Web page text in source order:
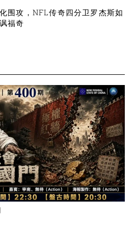
围攻，NFL传奇四分卫罗杰斯如
福奇